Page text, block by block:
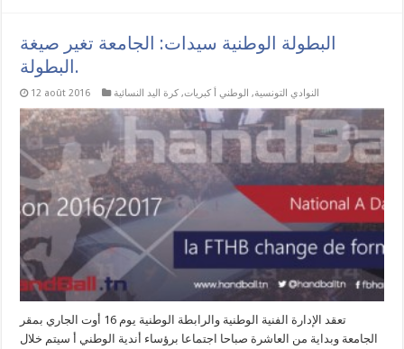
البطولة الوطنية سيدات: الجامعة تغير صيغة
البطولة.
12 août 2016 النوادي التونسية, الوطني أ كبريات, كرة اليد النسائية
تعقد الإدارة الفنية الوطنية والرابطة الوطنية يوم 16 أوت الجاري بمقر
الجامعة وبداية من العاشرة صباحا اجتماعا برؤساء أندية الوطني أ سيتم خلال